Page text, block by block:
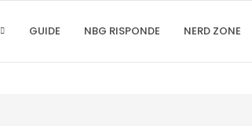
GUIDE NBG RISPONDE NERD ZONE